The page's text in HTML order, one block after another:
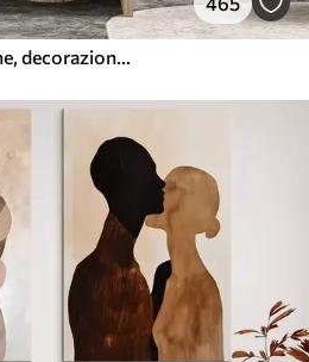
Pietre estetiche pealistiche, decorazione della casa, illuminazione naturale